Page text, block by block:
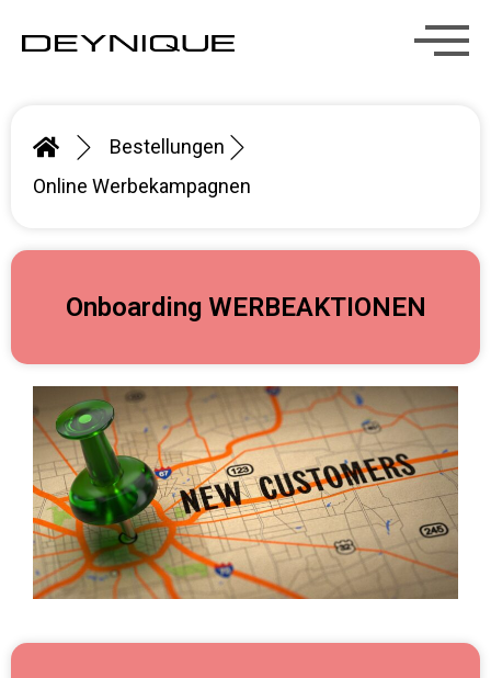
Bestellungen
Online Werbekampagnen
Onboarding WERBEAKTIONEN